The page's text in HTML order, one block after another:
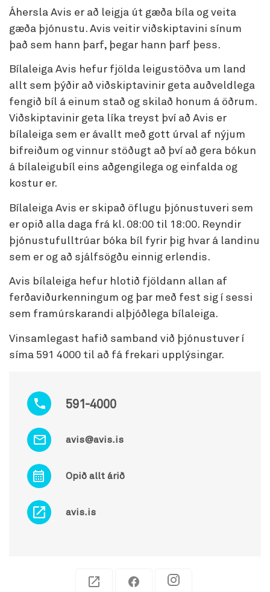
591-4000
avis@avis.is
Opið allt árið
avis.is
Áhersla Avis er að leigja út gæða bíla og veita
gæða þjónustu. Avis veitir viðskiptavini sínum
það sem hann þarf, þegar hann þarf þess.
Bílaleiga Avis hefur fjölda leigustöðva um land
allt sem þýðir að viðskiptavinir geta auðveldlega
fengið bíl á einum stað og skilað honum á öðrum.
Viðskiptavinir geta líka treyst því að Avis er
bílaleiga sem er ávallt með gott úrval af nýjum
bifreiðum og vinnur stöðugt að því að gera bókun
á bílaleigubíl eins aðgengilega og einfalda og
kostur er.
Bílaleiga Avis er skipað öflugu þjónustuveri sem
er opið alla daga frá kl. 08:00 til 18:00. Reyndir
þjónustufulltrúar bóka bíl fyrir þig hvar á landinu
sem er og að sjálfsögðu einnig erlendis.
Avis bílaleiga hefur hlotið fjöldann allan af
ferðaviðurkenningum og þar með fest sig í sessi
sem framúrskarandi alþjóðlega bílaleiga.
Vinsamlegast hafið samband við þjónustuver í
síma 591 4000 til að fá frekari upplýsingar.